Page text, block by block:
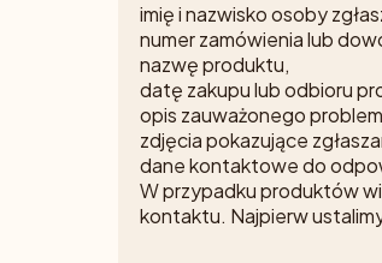
imię i nazwisko osoby
numer zamówienia lub
nazwę produktu,
datę zakupu lub odbioru
opis zauważonego
zdjęcia pokazujące
dane kontaktowe do
W przypadku produktów
kontaktu. Najpierw